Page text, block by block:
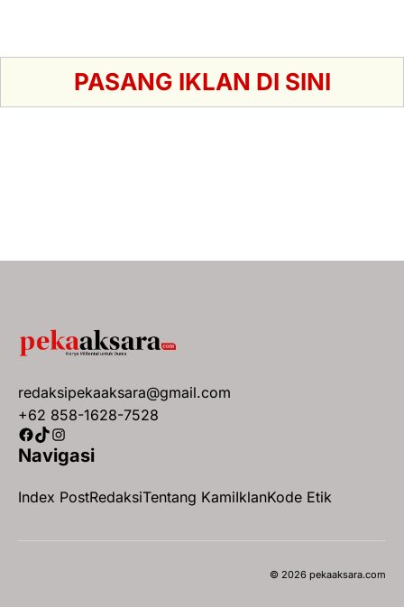
PASANG IKLAN DI SINI
redaksipekaaksara@gmail.com
+62 858-1628-7528
Facebook
TikTok
Instagram
Navigasi
Index PostRedaksiTentang KamiIklanKode Etik
© 2026 pekaaksara.com